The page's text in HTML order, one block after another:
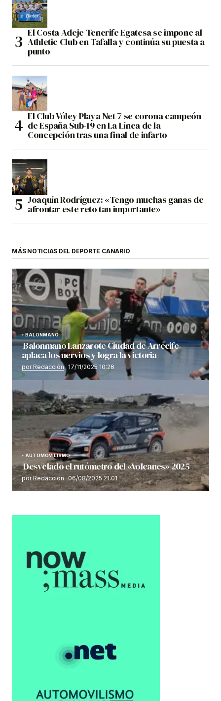
El Costa Adeje Tenerife Egatesa se impone al
Athletic Club en Tafalla y continúa su puesta a
punto
El Club Vóley Playa Net 7 se corona campeón
de España Sub-19 en La Línea de la
Concepción tras una final de infarto
Joaquín Rodríguez: «Tengo muchas ganas de
afrontar este reto tan importante»
MÁS NOTICIAS DEL DEPORTE CANARIO
BALONMANO
Balonmano Lanzarote Ciudad de Arrecife
aplaca los nervios y logra la victoria
por Redacción 17/11/2025 10:26
AUTOMOVILISMO
Desvelado el rutómetro del «Volcanes» 2025
por Redacción 06/08/2025 21:01